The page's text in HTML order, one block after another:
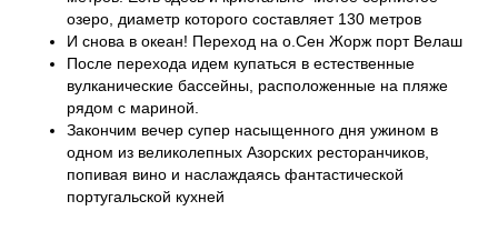
озеро, диаметр которого составляет 130 метров
И снова в океан! Переход на о.Сен Жорж порт Велаш
После перехода идем купаться в естественные
вулканические бассейны, расположенные на пляже
рядом с мариной.
Закончим вечер супер насыщенного дня ужином в
одном из великолепных Азорских ресторанчиков,
попивая вино и наслаждаясь фантастической
португальской кухней